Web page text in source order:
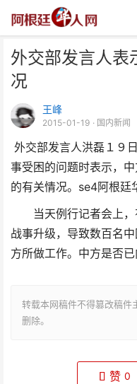
外交部发言人表
况
王峰
2015-01-19 · 国内新闻
外交部发言人洪磊１９
事受困的问题时表示，
的有关情况。 se4阿根廷
当天例行记者会上，
战事升级，导致数百名
方所做工作。中方是否已
转载本网稿件不得篡改稿件
删除。
外交部发言人表示
势情况
赞 0